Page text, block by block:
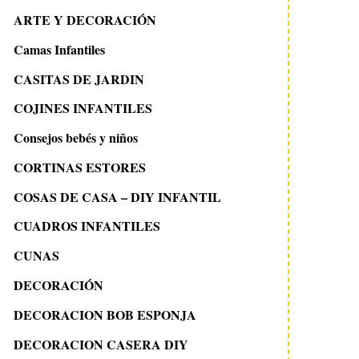
ARTE Y DECORACIÓN
Camas Infantiles
CASITAS DE JARDIN
COJINES INFANTILES
Consejos bebés y niños
CORTINAS ESTORES
COSAS DE CASA – DIY INFANTIL
CUADROS INFANTILES
CUNAS
DECORACIÓN
DECORACION BOB ESPONJA
DECORACION CASERA DIY